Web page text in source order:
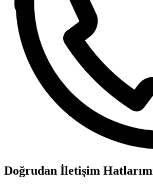
Doğrudan İletişim